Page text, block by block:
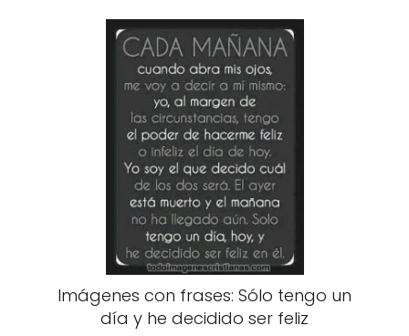
Imágenes con frases: Sólo tengo un
día y he decidido ser feliz